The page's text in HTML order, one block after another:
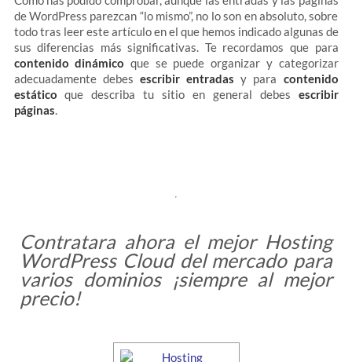
de WordPress parezcan “lo mismo”, no lo son en absoluto, sobre
todo tras leer este artículo en el que hemos indicado algunas de
sus diferencias más significativas. Te recordamos que para
contenido dinámico que se puede organizar y categorizar
adecuadamente debes escribir entradas y para contenido
estático que describa tu sitio en general debes escribir
páginas.
Contratara ahora el mejor Hosting
WordPress Cloud del mercado para
varios dominios ¡siempre al mejor
precio!